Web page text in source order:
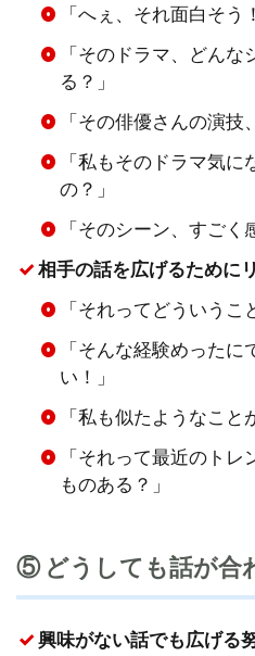
「へぇ、それ面白そう
「そのドラマ、どん
る？」
「その俳優さんの演技
「私もそのドラマ気
の？」
「そのシーン、すごく
相手の話を広げるために
「それってどういうこ
「そんな経験めった
い！」
「私も似たようなこと
「それって最近のト
ものある？」
⑤ どうしても話が合
興味がない話でも広げる